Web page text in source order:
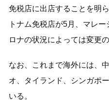
免税店に出店することを明
トナム免税店が5月、マレ
ロナの状況によっては変更
なお、これまで海外には、
オ、タイランド、シンガポ
いる。